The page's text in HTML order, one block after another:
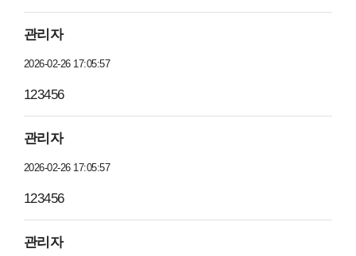
관리자
2026-02-26 17:05:57
123456
관리자
2026-02-26 17:05:57
123456
관리자